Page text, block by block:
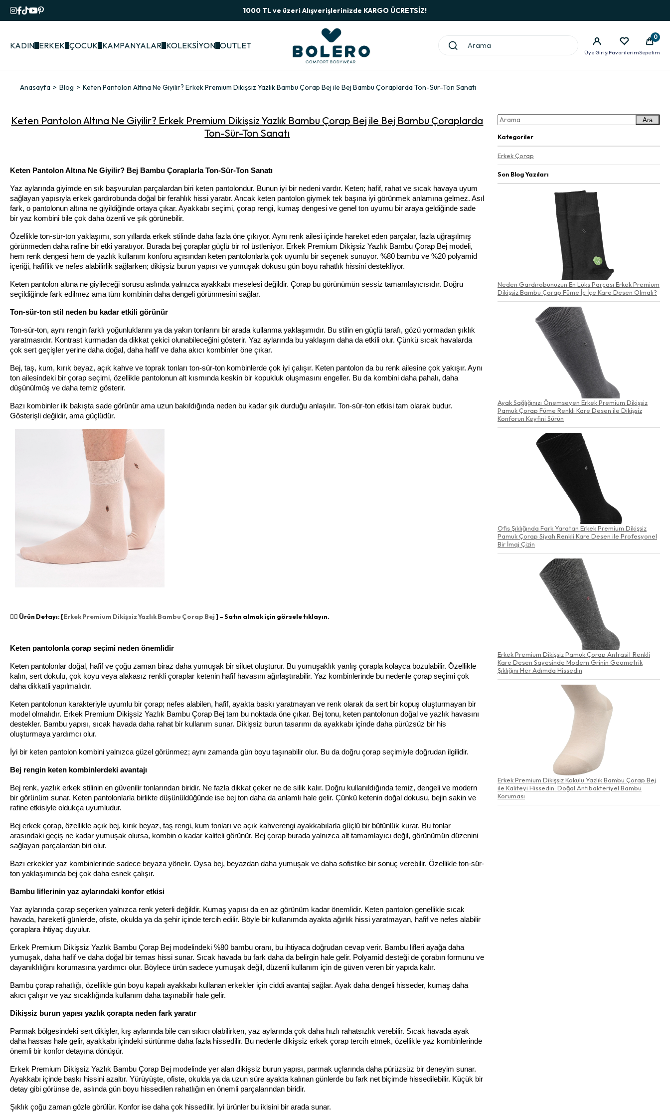
1000 TL ve üzeri Alışverişlerinizde KARGO ÜCRETSİZ!
KADIN ERKEK ÇOCUK KAMPANYALAR KOLEKSİYON OUTLET
Üye GirişiFavorilerimSepetim
0
Anasayfa Blog Keten Pantolon Altına Ne Giyilir? Erkek Premium Dikişsiz Yazlık Bambu Çorap Bej ile Bej Bambu Çoraplarda Ton-Sür-Ton Sanatı
Keten Pantolon Altına Ne Giyilir? Erkek Premium Dikişsiz Yazlık Bambu Çorap Bej ile Bej Bambu Çoraplarda
Ton-Sür-Ton Sanatı
Keten Pantolon Altına Ne Giyilir? Bej Bambu Çoraplarla Ton-Sür-Ton Sanatı
Yaz aylarında giyimde en sık başvurulan parçalardan biri keten pantolondur. Bunun iyi bir nedeni vardır. Keten; hafif, rahat ve sıcak havaya uyum
sağlayan yapısıyla erkek gardırobunda doğal bir ferahlık hissi yaratır. Ancak keten pantolon giymek tek başına iyi görünmek anlamına gelmez. Asıl
fark, o pantolonun altına ne giyildiğinde ortaya çıkar. Ayakkabı seçimi, çorap rengi, kumaş dengesi ve genel ton uyumu bir araya geldiğinde sade
bir yaz kombini bile çok daha özenli ve şık görünebilir.
Özellikle ton-sür-ton yaklaşımı, son yıllarda erkek stilinde daha fazla öne çıkıyor. Aynı renk ailesi içinde hareket eden parçalar, fazla uğraşılmış
görünmeden daha rafine bir etki yaratıyor. Burada bej çoraplar güçlü bir rol üstleniyor. Erkek Premium Dikişsiz Yazlık Bambu Çorap Bej modeli,
hem renk dengesi hem de yazlık kullanım konforu açısından keten pantolonlarla çok uyumlu bir seçenek sunuyor. %80 bambu ve %20 polyamid
içeriği, hafiflik ve nefes alabilirlik sağlarken; dikişsiz burun yapısı ve yumuşak dokusu gün boyu rahatlık hissini destekliyor.
Keten pantolon altına ne giyileceği sorusu aslında yalnızca ayakkabı meselesi değildir. Çorap bu görünümün sessiz tamamlayıcısıdır. Doğru
seçildiğinde fark edilmez ama tüm kombinin daha dengeli görünmesini sağlar.
Ton-sür-ton stil neden bu kadar etkili görünür
Ton-sür-ton, aynı rengin farklı yoğunluklarını ya da yakın tonlarını bir arada kullanma yaklaşımıdır. Bu stilin en güçlü tarafı, gözü yormadan şıklık
yaratmasıdır. Kontrast kurmadan da dikkat çekici olunabileceğini gösterir. Yaz aylarında bu yaklaşım daha da etkili olur. Çünkü sıcak havalarda
çok sert geçişler yerine daha doğal, daha hafif ve daha akıcı kombinler öne çıkar.
Bej, taş, kum, kırık beyaz, açık kahve ve toprak tonları ton-sür-ton kombinlerde çok iyi çalışır. Keten pantolon da bu renk ailesine çok yakışır. Aynı
ton ailesindeki bir çorap seçimi, özellikle pantolonun alt kısmında keskin bir kopukluk oluşmasını engeller. Bu da kombini daha pahalı, daha
düşünülmüş ve daha temiz gösterir.
Bazı kombinler ilk bakışta sade görünür ama uzun bakıldığında neden bu kadar şık durduğu anlaşılır. Ton-sür-ton etkisi tam olarak budur.
Gösterişli değildir, ama güçlüdür.
👉🏻 Ürün Detayı: [Erkek Premium Dikişsiz Yazlık Bambu Çorap Bej] – Satın almak için görsele tıklayın.
Keten pantolonla çorap seçimi neden önemlidir
Keten pantolonlar doğal, hafif ve çoğu zaman biraz daha yumuşak bir siluet oluşturur. Bu yumuşaklık yanlış çorapla kolayca bozulabilir. Özellikle
kalın, sert dokulu, çok koyu veya alakasız renkli çoraplar ketenin hafif havasını ağırlaştırabilir. Yaz kombinlerinde bu nedenle çorap seçimi çok
daha dikkatli yapılmalıdır.
Keten pantolonun karakteriyle uyumlu bir çorap; nefes alabilen, hafif, ayakta baskı yaratmayan ve renk olarak da sert bir kopuş oluşturmayan bir
model olmalıdır. Erkek Premium Dikişsiz Yazlık Bambu Çorap Bej tam bu noktada öne çıkar. Bej tonu, keten pantolonun doğal ve yazlık havasını
destekler. Bambu yapısı, sıcak havada daha rahat bir kullanım sunar. Dikişsiz burun tasarımı da ayakkabı içinde daha pürüzsüz bir his
oluşturmaya yardımcı olur.
İyi bir keten pantolon kombini yalnızca güzel görünmez; aynı zamanda gün boyu taşınabilir olur. Bu da doğru çorap seçimiyle doğrudan ilgilidir.
Bej rengin keten kombinlerdeki avantajı
Bej renk, yazlık erkek stilinin en güvenilir tonlarından biridir. Ne fazla dikkat çeker ne de silik kalır. Doğru kullanıldığında temiz, dengeli ve modern
bir görünüm sunar. Keten pantolonlarla birlikte düşünüldüğünde ise bej ton daha da anlamlı hale gelir. Çünkü ketenin doğal dokusu, bejin sakin ve
rafine etkisiyle oldukça uyumludur.
Bej erkek çorap, özellikle açık bej, kırık beyaz, taş rengi, kum tonları ve açık kahverengi ayakkabılarla güçlü bir bütünlük kurar. Bu tonlar
arasındaki geçiş ne kadar yumuşak olursa, kombin o kadar kaliteli görünür. Bej çorap burada yalnızca alt tamamlayıcı değil, görünümün düzenini
sağlayan parçalardan biri olur.
Bazı erkekler yaz kombinlerinde sadece beyaza yönelir. Oysa bej, beyazdan daha yumuşak ve daha sofistike bir sonuç verebilir. Özellikle ton-sür-
ton yaklaşımında bej çok daha esnek çalışır.
Bambu liflerinin yaz aylarındaki konfor etkisi
Yaz aylarında çorap seçerken yalnızca renk yeterli değildir. Kumaş yapısı da en az görünüm kadar önemlidir. Keten pantolon genellikle sıcak
havada, hareketli günlerde, ofiste, okulda ya da şehir içinde tercih edilir. Böyle bir kullanımda ayakta ağırlık hissi yaratmayan, hafif ve nefes alabilir
çoraplara ihtiyaç duyulur.
Erkek Premium Dikişsiz Yazlık Bambu Çorap Bej modelindeki %80 bambu oranı, bu ihtiyaca doğrudan cevap verir. Bambu lifleri ayağa daha
yumuşak, daha hafif ve daha doğal bir temas hissi sunar. Sıcak havada bu fark daha da belirgin hale gelir. Polyamid desteği de çorabın formunu ve
dayanıklılığını korumasına yardımcı olur. Böylece ürün sadece yumuşak değil, düzenli kullanım için de güven veren bir yapıda kalır.
Bambu çorap rahatlığı, özellikle gün boyu kapalı ayakkabı kullanan erkekler için ciddi avantaj sağlar. Ayak daha dengeli hisseder, kumaş daha
akıcı çalışır ve yaz sıcaklığında kullanım daha taşınabilir hale gelir.
Dikişsiz burun yapısı yazlık çorapta neden fark yaratır
Parmak bölgesindeki sert dikişler, kış aylarında bile can sıkıcı olabilirken, yaz aylarında çok daha hızlı rahatsızlık verebilir. Sıcak havada ayak
daha hassas hale gelir, ayakkabı içindeki sürtünme daha fazla hissedilir. Bu nedenle dikişsiz erkek çorap tercih etmek, özellikle yaz kombinlerinde
önemli bir konfor detayına dönüşür.
Erkek Premium Dikişsiz Yazlık Bambu Çorap Bej modelinde yer alan dikişsiz burun yapısı, parmak uçlarında daha pürüzsüz bir deneyim sunar.
Ayakkabı içinde baskı hissini azaltır. Yürüyüşte, ofiste, okulda ya da uzun süre ayakta kalınan günlerde bu fark net biçimde hissedilebilir. Küçük bir
detay gibi görünse de, aslında gün boyu hissedilen rahatlığın en önemli parçalarından biridir.
Şıklık çoğu zaman gözle görülür. Konfor ise daha çok hissedilir. İyi ürünler bu ikisini bir arada sunar.
Ara
Kategoriler
Erkek Çorap
Son Blog Yazıları
Neden Gardırobunuzun En Lüks Parçası Erkek Premium
Dikişsiz Bambu Çorap Füme İç İçe Kare Desen Olmalı?
Ayak Sağlığınızı Önemseyen Erkek Premium Dikişsiz
Pamuk Çorap Füme Renkli Kare Desen ile Dikişsiz
Konforun Keyfini Sürün
Ofis Şıklığında Fark Yaratan Erkek Premium Dikişsiz
Pamuk Çorap Siyah Renkli Kare Desen ile Profesyonel
Bir İmaj Çizin
Erkek Premium Dikişsiz Pamuk Çorap Antrasit Renkli
Kare Desen Sayesinde Modern Grinin Geometrik
Şıklığını Her Adımda Hissedin
Erkek Premium Dikişsiz Kokulu Yazlık Bambu Çorap Bej
ile Kaliteyi Hissedin: Doğal Antibakteriyel Bambu
Koruması